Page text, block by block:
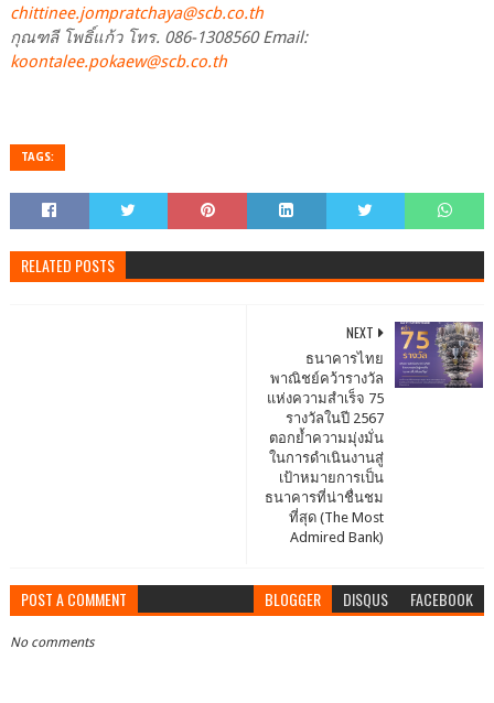
chittinee.jompratchaya@scb.co.th
กุณฑลี โพธิ์แก้ว โทร. 086-1308560 Email:
koontalee.pokaew@scb.co.th
TAGS:
RELATED POSTS
NEXT
ธนาคารไทย
พาณิชย์คว้ารางวัล
แห่งความสำเร็จ 75
รางวัลในปี 2567
ตอกย้ำความมุ่งมั่น
ในการดำเนินงานสู่
เป้าหมายการเป็น
ธนาคารที่น่าชื่นชม
ที่สุด (The Most
Admired Bank)
POST A COMMENT BLOGGER DISQUS FACEBOOK
No comments